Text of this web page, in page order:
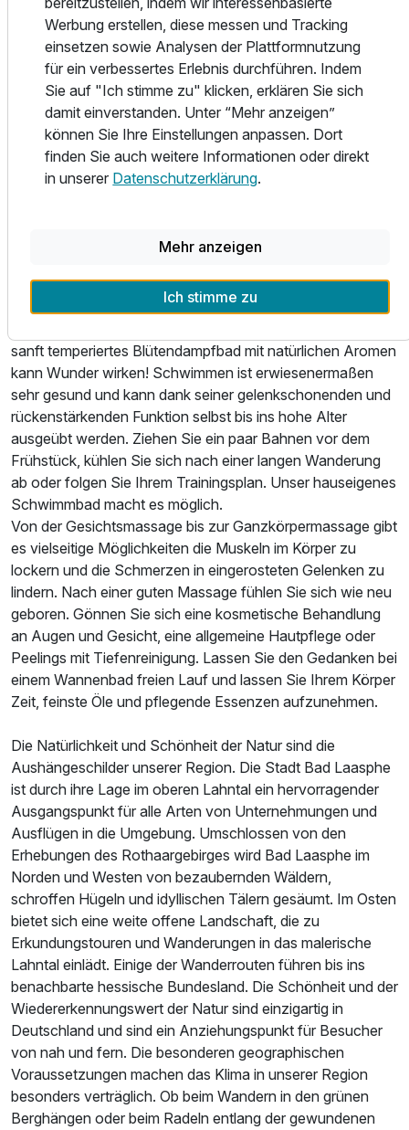
Unser hauseigenes Restaurant heißt Sie täglich mit leichter
kreativer Küche willkommen. Klassische Gerichte mit
mediterranen Einflüssen werden auf der Basis von frischen
und regionalen Produkten zubereitet. Die Auswahl edler
Weine aus aller Welt erfreut jeden Kenner. Hier können Sie
es sich richtig gut gehen lassen! In der rustikalen
Bauernstube, der gediegenen Lounge oder an der Bar bein
uns gibt es ausreichend Platz um Ihren Besuch bei uns
immer die passende Umgebung.
Vollendete Entspannung finden Sie täglich in unserem
Wellnessbereich. Erquicken Sie sich in der Sauna oder dem
sanft temperiertes Blütendampfbad mit natürlichen Aromen
kann Wunder wirken! Schwimmen ist erwiesenermaßen
sehr gesund und kann dank seiner gelenkschonenden und
rückenstärkenden Funktion selbst bis ins hohe Alter
ausgeübt werden. Ziehen Sie ein paar Bahnen vor dem
Frühstück, kühlen Sie sich nach einer langen Wanderung
ab oder folgen Sie Ihrem Trainingsplan. Unser hauseigenes
Schwimmbad macht es möglich.
Von der Gesichtsmassage bis zur Ganzkörpermassage gibt
es vielseitige Möglichkeiten die Muskeln im Körper zu
lockern und die Schmerzen in eingerosteten Gelenken zu
lindern. Nach einer guten Massage fühlen Sie sich wie neu
geboren. Gönnen Sie sich eine kosmetische Behandlung
an Augen und Gesicht, eine allgemeine Hautpflege oder
Peelings mit Tiefenreinigung. Lassen Sie den Gedanken bei
einem Wannenbad freien Lauf und lassen Sie Ihrem Körper
Zeit, feinste Öle und pflegende Essenzen aufzunehmen.
Die Natürlichkeit und Schönheit der Natur sind die
Aushängeschilder unserer Region. Die Stadt Bad Laasphe
ist durch ihre Lage im oberen Lahntal ein hervorragender
Ausgangspunkt für alle Arten von Unternehmungen und
Ausflügen in die Umgebung. Umschlossen von den
Erhebungen des Rothaargebirges wird Bad Laasphe im
Norden und Westen von bezaubernden Wäldern,
schroffen Hügeln und idyllischen Tälern gesäumt. Im Osten
bietet sich eine weite offene Landschaft, die zu
Erkundungstouren und Wanderungen in das malerische
Lahntal einlädt. Einige der Wanderrouten führen bis ins
benachbarte hessische Bundesland. Die Schönheit und der
Wiedererkennungswert der Natur sind einzigartig in
Deutschland und sind ein Anziehungspunkt für Besucher
von nah und fern. Die besonderen geographischen
Voraussetzungen machen das Klima in unserer Region
besonders verträglich. Ob beim Wandern in den grünen
Berghängen oder beim Radeln entlang der gewundenen
Werbung erstellen, diese messen und Tracking
einsetzen sowie Analysen der Plattformnutzung
für ein verbessertes Erlebnis durchführen. Indem
Sie auf "Ich stimme zu" klicken, erklären Sie sich
damit einverstanden. Unter “Mehr anzeigen”
können Sie Ihre Einstellungen anpassen. Dort
finden Sie auch weitere Informationen oder direkt
in unserer Datenschutzerklärung.
Mehr anzeigen
Ich stimme zu